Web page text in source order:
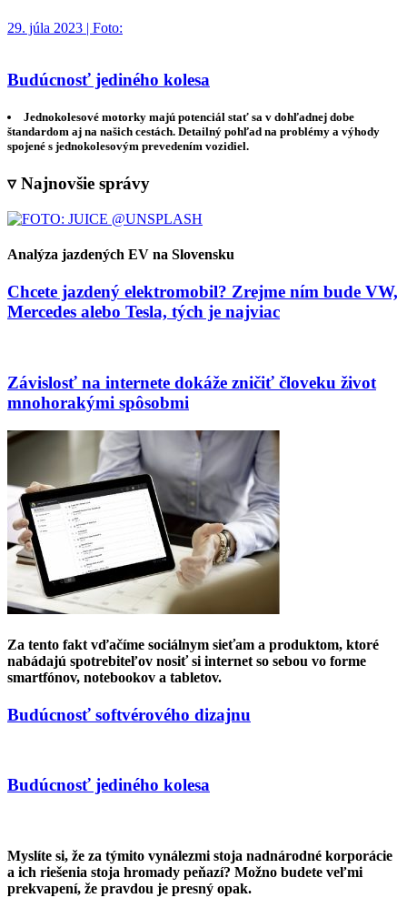
29. júla 2023 | Foto:
Budúcnosť jediného kolesa
Jednokolesové motorky majú potenciál stať sa v dohľadnej dobe
štandardom aj na našich cestách. Detailný pohľad na problémy a výhody
spojené s jednokolesovým prevedením vozidiel.
▿ Najnovšie správy
Analýza jazdených EV na Slovensku
Chcete jazdený elektromobil? Zrejme ním bude VW,
Mercedes alebo Tesla, tých je najviac
Závislosť na internete dokáže zničiť človeku život
mnohorakými spôsobmi
Za tento fakt vďačíme sociálnym sieťam a produktom, ktoré
nabádajú spotrebiteľov nosiť si internet so sebou vo forme
smartfónov, notebookov a tabletov.
Budúcnosť softvérového dizajnu
Budúcnosť jediného kolesa
Myslíte si, že za týmito vynálezmi stoja nadnárodné korporácie
a ich riešenia stoja hromady peňazí? Možno budete veľmi
prekvapení, že pravdou je presný opak.